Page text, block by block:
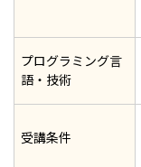
プログラミング言
語・技術
受講条件